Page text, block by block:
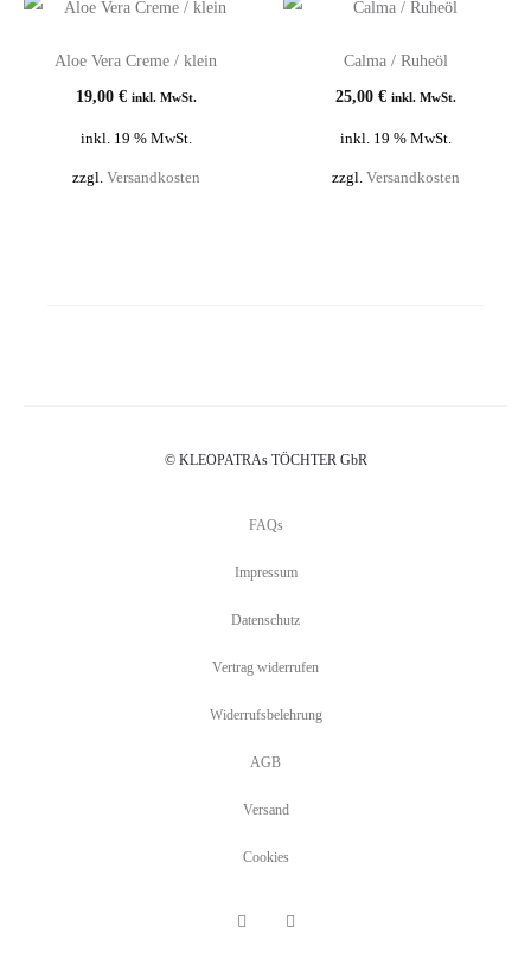
Aloe Vera Creme / klein
19,00 € inkl. MwSt.
inkl. 19 % MwSt.
zzgl. Versandkosten
Calma / Ruheöl
25,00 € inkl. MwSt.
inkl. 19 % MwSt.
zzgl. Versandkosten
© KLEOPATRAs TÖCHTER GbR
FAQs
Impressum
Datenschutz
Vertrag widerrufen
Widerrufsbelehrung
AGB
Versand
Cookies